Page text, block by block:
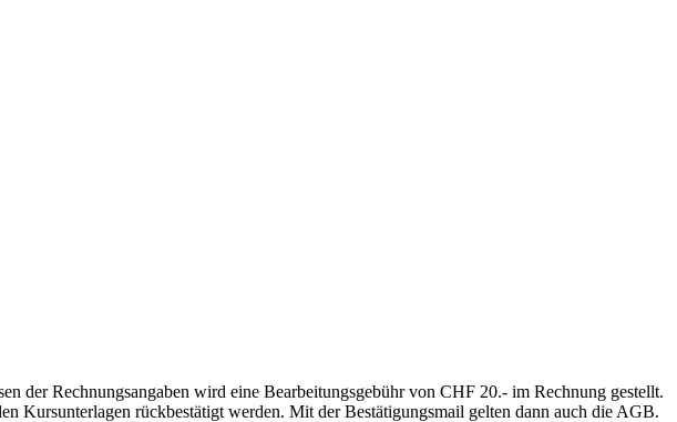
der Rechnungsangaben wird eine Bearbeitungsgebühr von CHF 20.- im Rechnung gestellt.
Kursunterlagen rückbestätigt werden. Mit der Bestätigungsmail gelten dann auch die AGB.